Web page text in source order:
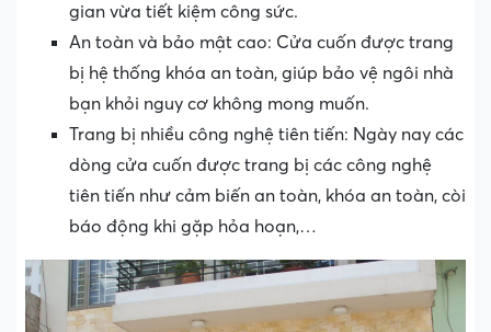
gian vừa tiết kiệm công sức.
An toàn và bảo mật cao: Cửa cuốn được trang
bị hệ thống khóa an toàn, giúp bảo vệ ngôi nhà
bạn khỏi nguy cơ không mong muốn.
Trang bị nhiều công nghệ tiên tiến: Ngày nay các
dòng cửa cuốn được trang bị các công nghệ
tiên tiến như cảm biến an toàn, khóa an toàn, còi
báo động khi gặp hỏa hoạn,…